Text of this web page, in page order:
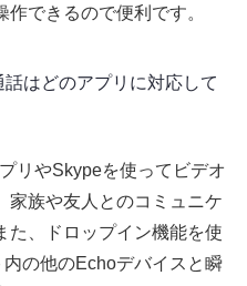
できるので便利です。
はどのアプリに対応して
リやSkypeを使ってビデオ
家族や友人とのコミュニケ
た、ドロップイン機能を使
の他のEchoデバイスと瞬